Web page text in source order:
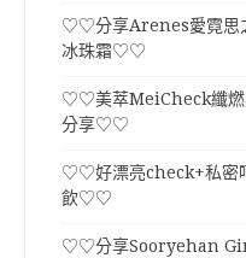
♡♡分享Arenes愛霓思
冰珠霜♡♡
♡♡美萃MeiCheck纖燃
分享♡♡
♡♡好漂亮check+私密
飲♡♡
♡♡分享Sooryehan